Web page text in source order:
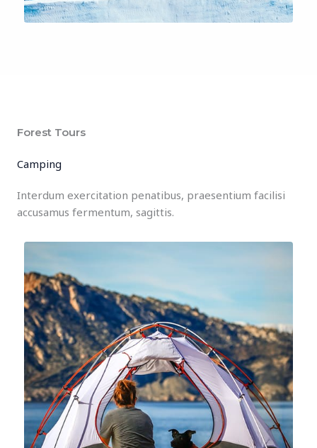
Forest Tours
Camping
Interdum exercitation penatibus, praesentium facilisi
accusamus fermentum, sagittis.